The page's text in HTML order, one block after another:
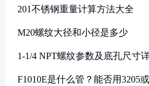
201不锈钢重量计算方法大全
M20螺纹大径和小径是多少
1-1/4 NPT螺纹参数及底孔尺寸
F1010E是什么管？能否用3205